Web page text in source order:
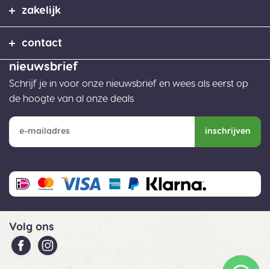
nieuwsbrief
Schrijf je in voor onze nieuwsbrief en wees als eerst op
de hoogte van al onze deals
inschrijven
zakelijk
contact
Volg ons